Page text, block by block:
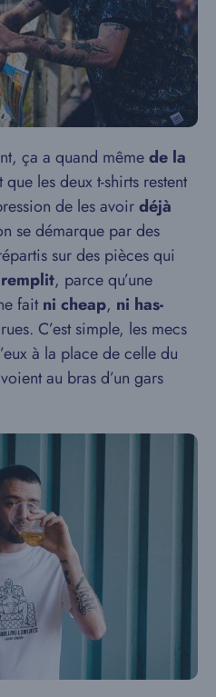
ça a quand mêmede la
les deux t-shirts restent
de les avoirdéjà
se démarque par des
sur des pièces qui
, parce qu’une
faitni cheap, ni has-
C’est simple, les mecs
à la place de celle du
au bras d’un gars